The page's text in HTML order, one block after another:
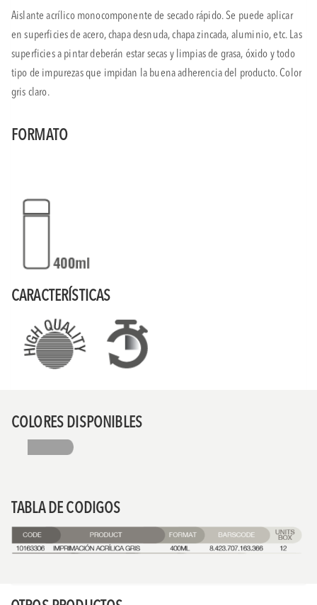
Aislante acrílico monocomponente de secado rápido. Se puede aplicar
en superficies de acero, chapa desnuda, chapa zincada, aluminio, etc. Las
superficies a pintar deberán estar secas y limpias de grasa, óxido y todo
tipo de impurezas que impidan la buena adherencia del producto. Color
gris claro.
FORMATO
CARACTERÍSTICAS
COLORES DISPONIBLES
TABLA DE CODIGOS